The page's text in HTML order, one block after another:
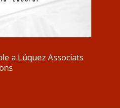
a Lúquez Associats